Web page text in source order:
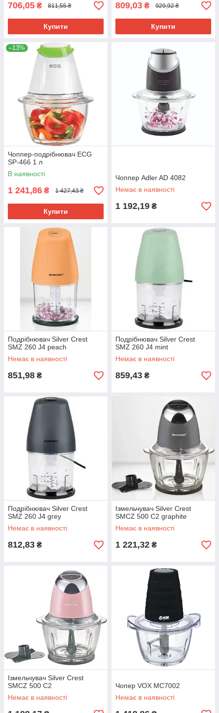
706,05 ₴ 811,55 ₴
Купити
809,03 ₴ 929,92 ₴
Купити
–13%
Чоппер-подрібнювач ECG
SP-466 1 л
В наявності
1 241,86 ₴ 1 427,43 ₴
Купити
Чоппер Аdler AD 4082
Немає в наявності
1 192,19 ₴
Подрібнювач Silver Crest
SMZ 260 J4 peach
Немає в наявності
851,98 ₴
Подрібнювач Silver Crest
SMZ 260 J4 mint
Немає в наявності
859,43 ₴
Подрібнювач Silver Crest
SMZ 260 J4 grey
Немає в наявності
812,83 ₴
Ізмельчувач Silver Crest
SMCZ 500 C2 graphite
Немає в наявності
1 221,32 ₴
Ізмельчувач Silver Crest
SMCZ 500 C2
Немає в наявності
Чопер VOX MC7002
Немає в наявності